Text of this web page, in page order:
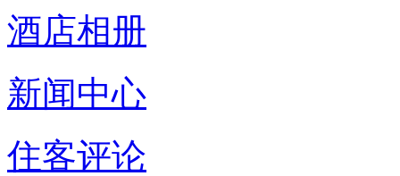
酒店相册
新闻中心
住客评论